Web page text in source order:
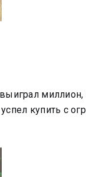
купить с